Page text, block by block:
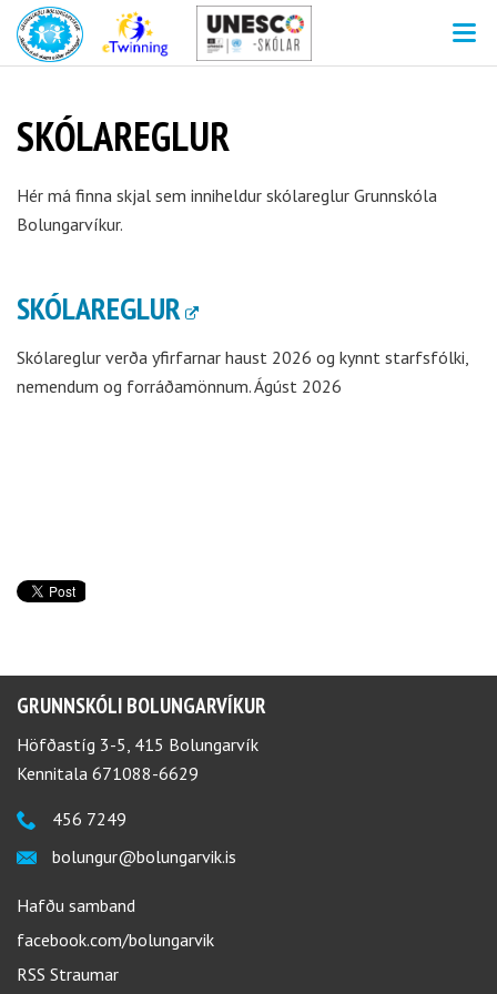
SKÓLAREGLUR
Hér má finna skjal sem inniheldur skólareglur Grunnskóla
Bolungarvíkur.
SKÓLAREGLUR
Skólareglur verða yfirfarnar haust 2026 og kynnt starfsfólki,
nemendum og forráðamönnum. Ágúst 2026
GRUNNSKÓLI BOLUNGARVÍKUR
Höfðastíg 3-5, 415 Bolungarvík
Kennitala 671088-6629
456 7249
bolungur@bolungarvik.is
Hafðu samband
facebook.com/bolungarvik
RSS Straumar